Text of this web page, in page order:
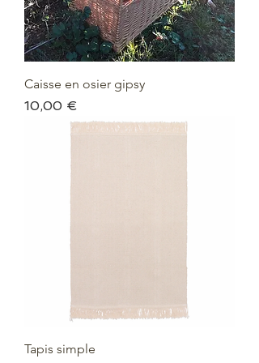
Caisse en osier gipsy
Prix
10,00 €
Tapis simple